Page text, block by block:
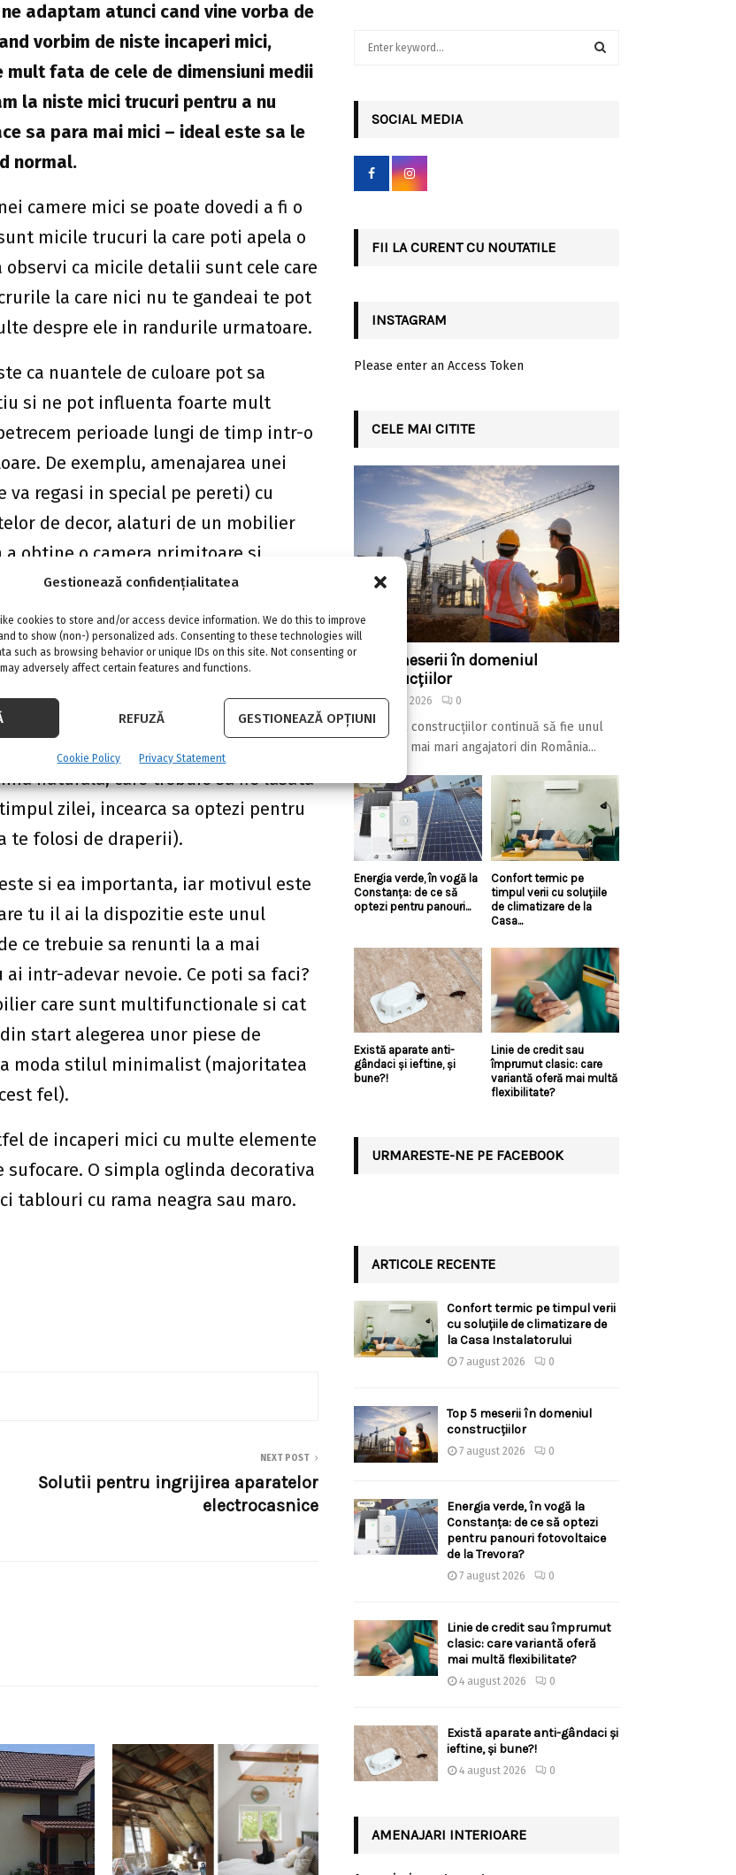
Gestionează confidențialitatea
cookies to store and/or access device information. We do this to improve
to show (non-) personalized ads. Consenting to these technologies will
such as browsing behavior or unique IDs on this site. Not consenting or
adversely affect certain features and functions.
REFUZĂ GESTIONEAZĂ OPȚIUNI
Cookie Policy Privacy Statement
adaptam atunci cand vine vorba de
vorbim de niste incaperi mici,
fata de cele de dimensiuni medii
la niste mici trucuri pentru a nu
sa para mai mici – ideal este sa le
normal.
camere mici se poate dovedi a fi o
micile trucuri la care poti apela o
observi ca micile detalii sunt cele care
la care nici nu te gandeai te pot
despre ele in randurile urmatoare.
ca nuantele de culoare pot sa
si ne pot influenta foarte mult
perioade lungi de timp intr-o
De exemplu, amenajarea unei
va regasi in special pe pereti) cu
de decor, alaturi de un mobilier
obtine o camera primitoare si
este si cantitatea de lumina care
iluzia optica de marire a
cu nuantele deschise de pe pereti,
opus ferestrei. Regula este una
atat ea va parea mai spatioasa.
naturala, care trebuie sa fie lasata
zilei, incearca sa optezi pentru
te folosi de draperii).
si ea importanta, iar motivul este
tu il ai la dispozitie este unul
ce trebuie sa renunti la a mai
intr-adevar nevoie. Ce poti sa faci?
care sunt multifunctionale si cat
start alegerea unor piese de
moda stilul minimalist (majoritatea
fel).
de incaperi mici cu multe elemente
O simpla oglinda decorativa
tablouri cu rama neagra sau maro.
NEXT POST
Solutii pentru ingrijirea aparatelor
electrocasnice
r
SOCIAL MEDIA
FII LA CURENT CU NOUTATILE
INSTAGRAM
Please enter an Access Token
CELE MAI CITITE
Top 5 meserii în domeniul
construcțiilor
7 august 2026 0
Domeniul construcțiilor continuă să fie unul
dintre cei mai mari angajatori din România...
Energia verde, în vogă la
Constanța: de ce să
optezi pentru panouri...
Confort termic pe
timpul verii cu soluțiile
de climatizare de la
Casa...
Există aparate anti-
gândaci și ieftine, și
bune?!
Linie de credit sau
împrumut clasic: care
variantă oferă mai multă
flexibilitate?
URMARESTE-NE PE FACEBOOK
ARTICOLE RECENTE
Confort termic pe timpul verii
cu soluțiile de climatizare de
la Casa Instalatorului
7 august 2026 0
Top 5 meserii în domeniul
construcțiilor
7 august 2026 0
Energia verde, în vogă la
Constanța: de ce să optezi
pentru panouri fotovoltaice
de la Trevora?
7 august 2026 0
Linie de credit sau împrumut
clasic: care variantă oferă
mai multă flexibilitate?
4 august 2026 0
Există aparate anti-gândaci și
ieftine, și bune?!
4 august 2026 0
AMENAJARI INTERIOARE